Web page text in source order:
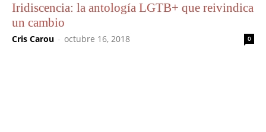
Iridiscencia: la antología LGTB+ que reivindica
un cambio
Cris Carou - octubre 16, 2018 0